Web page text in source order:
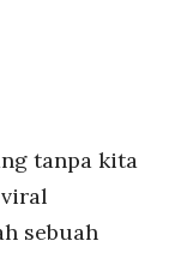
tanpa kita
sebuah